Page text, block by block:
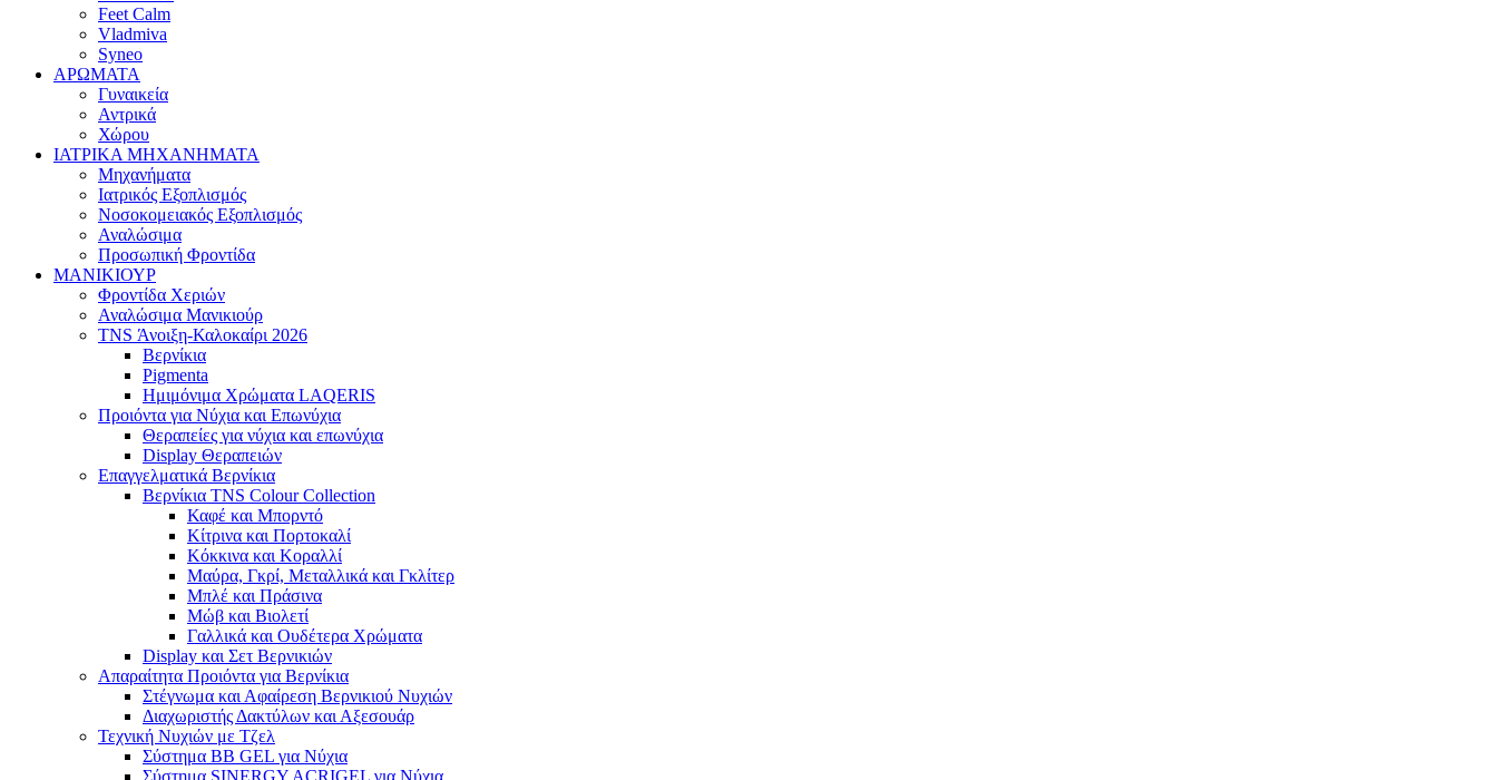
Feet Calm
Vladmiva
Syneo
ΑΡΩΜΑΤΑ
Γυναικεία
Αντρικά
Χώρου
ΙΑΤΡΙΚΑ ΜΗΧΑΝΗΜΑΤΑ
Μηχανήματα
Ιατρικός Εξοπλισμός
Νοσοκομειακός Εξοπλισμός
Αναλώσιμα
Προσωπική Φροντίδα
ΜΑΝΙΚΙΟΥΡ
Φροντίδα Χεριών
Αναλώσιμα Μανικιούρ
TNS Άνοιξη-Καλοκαίρι 2026
Βερνίκια
Pigmenta
Ημιμόνιμα Χρώματα LAQERIS
Προιόντα για Νύχια και Επωνύχια
Θεραπείες για νύχια και επωνύχια
Display Θεραπειών
Επαγγελματικά Βερνίκια
Βερνίκια TNS Colour Collection
Καφέ και Μπορντό
Κίτρινα και Πορτοκαλί
Κόκκινα και Κοραλλί
Μαύρα, Γκρί, Μεταλλικά και Γκλίτερ
Μπλέ και Πράσινα
Μώβ και Βιολετί
Γαλλικά και Ουδέτερα Χρώματα
Display και Σετ Βερνικιών
Απαραίτητα Προιόντα για Βερνίκια
Στέγνωμα και Αφαίρεση Βερνικιού Νυχιών
Διαχωριστής Δακτύλων και Αξεσουάρ
Τεχνική Νυχιών με Τζελ
Σύστημα BB GEL για Νύχια
Σύστημα SINERGY ACRIGEL για Νύχια